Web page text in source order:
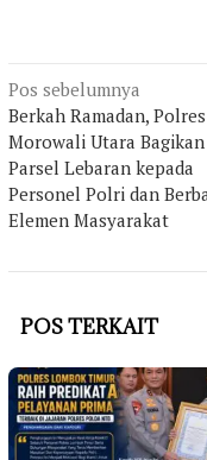
Navigasi
pos
Pos sebelumnya
Berkah Ramadan, Polres
Morowali Utara Bagikan
Parsel Lebaran kepada
Personel Polri dan
Elemen Masyarakat
POS TERKAIT